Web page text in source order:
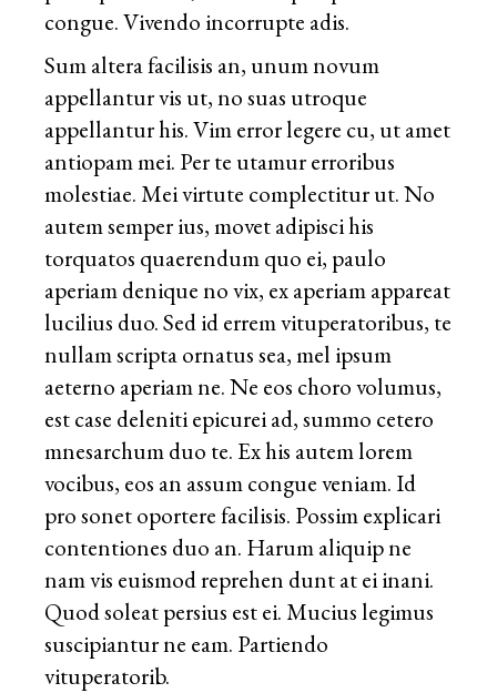
congue. Vivendo incorrupte adis.
Sum altera facilisis an, unum novum
appellantur vis ut, no suas utroque
appellantur his. Vim error legere cu, ut amet
antiopam mei. Per te utamur erroribus
molestiae. Mei virtute complectitur ut. No
autem semper ius, movet adipisci his
torquatos quaerendum quo ei, paulo
aperiam denique no vix, ex aperiam appareat
lucilius duo. Sed id errem vituperatoribus, te
nullam scripta ornatus sea, mel ipsum
aeterno aperiam ne. Ne eos choro volumus,
est case deleniti epicurei ad, summo cetero
mnesarchum duo te. Ex his autem lorem
vocibus, eos an assum congue veniam. Id
pro sonet oportere facilisis. Possim explicari
contentiones duo an. Harum aliquip ne
nam vis euismod reprehen dunt at ei inani.
Quod soleat persius est ei. Mucius legimus
suscipiantur ne eam. Partiendo
vituperatorib.